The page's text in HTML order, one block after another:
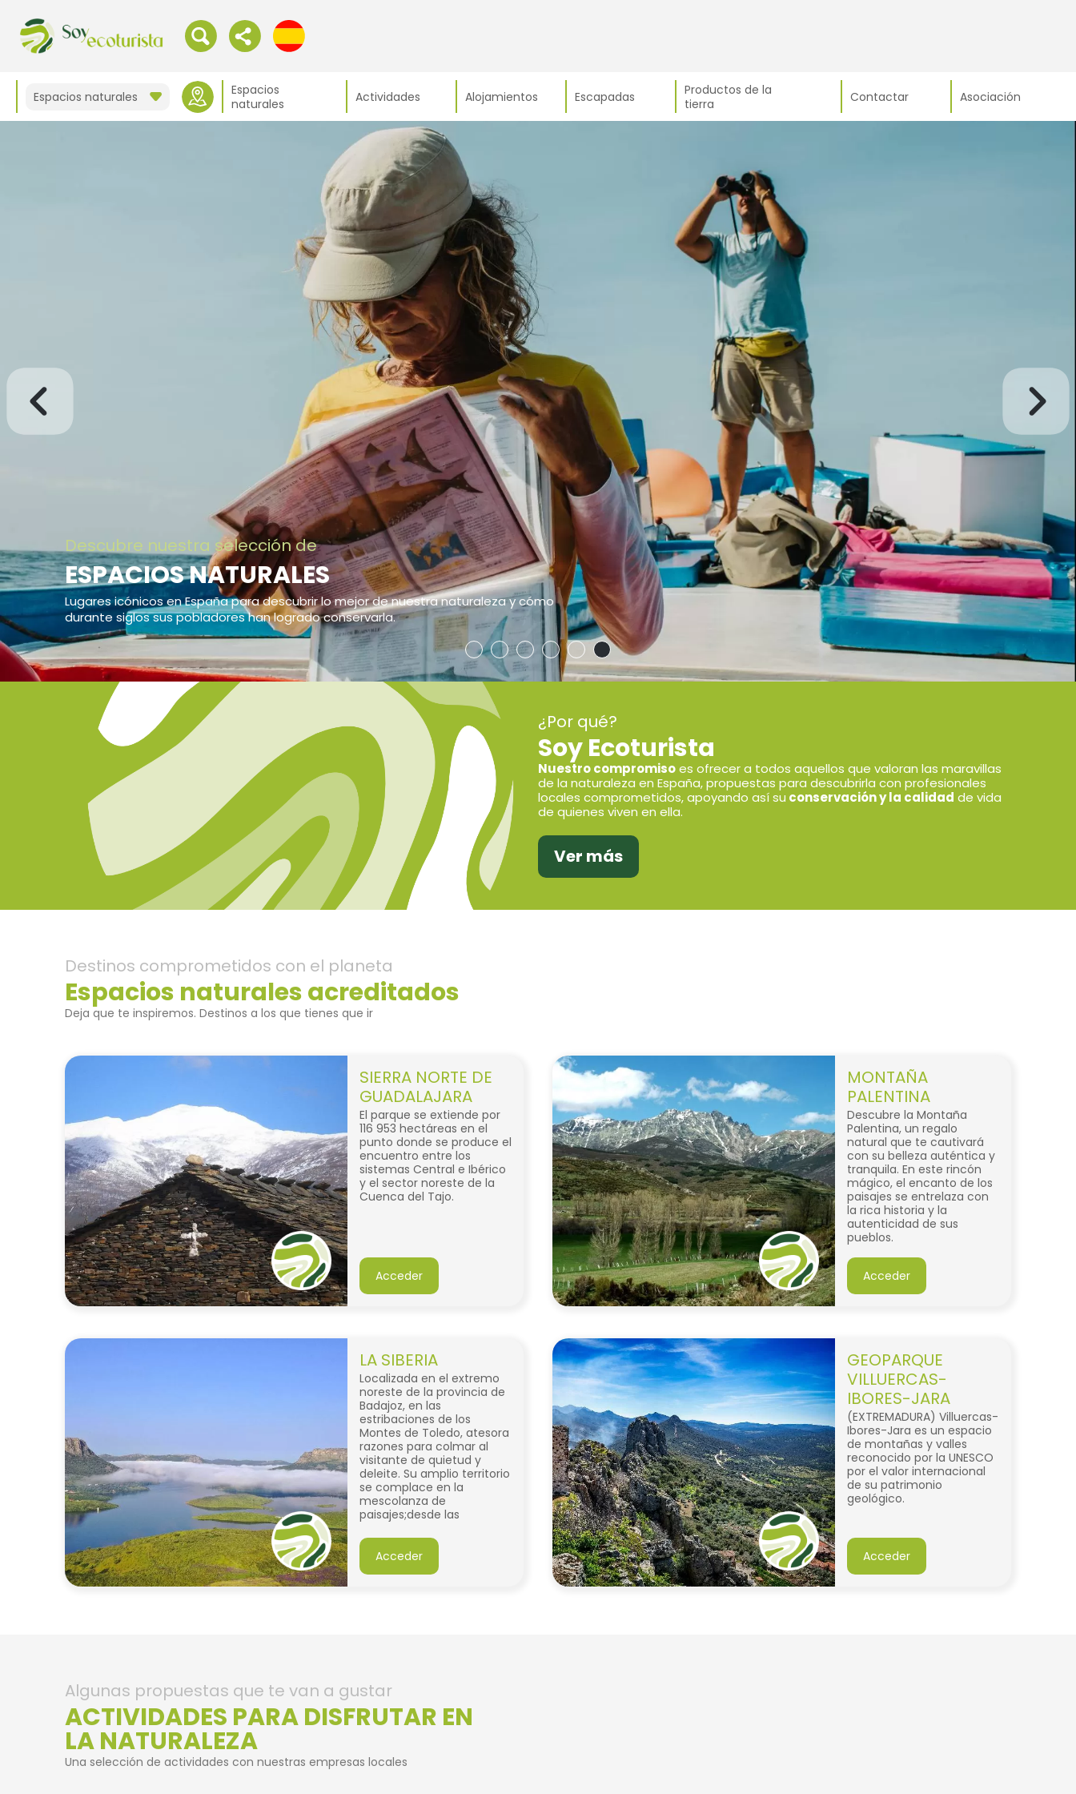
Espacios naturales
Espacios
naturales
Actividades Alojamientos Escapadas
Productos de la
tierra
Contactar Asociación
Disfrutar y proteger la naturaleza
EXPERIENCIAS DE AUTÉNTICO ECOTURISMO
EN ESPACIOS NATURALES ÚNICOS
Con anfitriones que contribuyen la conservación de la naturaleza y el desarrollo local.
Ver más
¿Por qué?
Soy Ecoturista
Nuestro compromisoes ofrecer a todos aquellos que valoran las maravillas
de la naturaleza en España, propuestas para descubrirla con profesionales
locales comprometidos, apoyando así su conservación y la calidad de vida
de quienes viven en ella.
Ver más
Destinos comprometidos con el planeta
Espacios naturales acreditados
Deja que te inspiremos. Destinos a los que tienes que ir
SIERRA NORTE DE
GUADALAJARA
El parque se extiende por
116 953 hectáreas en el
punto donde se produce el
encuentro entre los
sistemas Central e Ibérico
y el sector noreste de la
Cuenca del Tajo.
Acceder
MONTAÑA
PALENTINA
Descubre la Montaña
Palentina, un regalo
natural que te cautivará
con su belleza auténtica y
tranquila. En este rincón
mágico, el encanto de los
paisajes se entrelaza con
la rica historia y la
autenticidad de sus
pueblos.
Acceder
LA SIBERIA
Localizada en el extremo
noreste de la provincia de
Badajoz, en las
estribaciones de los
Montes de Toledo, atesora
razones para colmar al
visitante de quietud y
deleite. Su amplio territorio
se complace en la
mescolanza de
paisajes;desde las
los bosques mediterráneos
del norte, laderas vestidas
de vetustos olivares
Acceder
GEOPARQUE
VILLUERCAS-
IBORES-JARA
(EXTREMADURA) Villuercas-
Ibores-Jara es un espacio
de montañas y valles
reconocido por la UNESCO
por el valor internacional
de su patrimonio
geológico.
Acceder
Algunas propuestas que te van a gustar
ACTIVIDADES PARA DISFRUTAR EN
LA NATURALEZA
Una selección de actividades con nuestras empresas locales